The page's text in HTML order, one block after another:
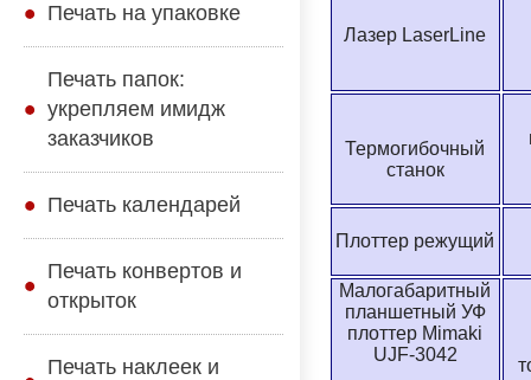
Печать на упаковке
Печать папок:
укрепляем имидж
заказчиков
Печать календарей
Печать конвертов и
открыток
Печать наклеек и
Лазер LaserLine
Термогибочный
станок
Плоттер режущий
Малогабаритный
планшетный УФ
плоттер Mimaki
UJF-3042